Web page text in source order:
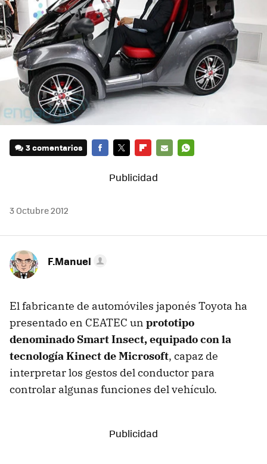
3 comentarios
MAIL
3 Octubre 2012
F.Manuel
El fabricante de automóviles japonés Toyota ha
presentado en CEATEC un prototipo
denominado Smart Insect, equipado con la
tecnología Kinect de Microsoft, capaz de
interpretar los gestos del conductor para
controlar algunas funciones del vehículo.